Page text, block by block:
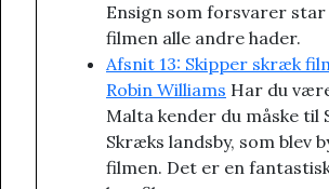
Ensign som forsvarer star
filmen alle andre hader.
Afsnit 13: Skipper skræk
Robin Williams Har du
Malta kender du måske til
Skræks landsby, som blev
filmen. Det er en